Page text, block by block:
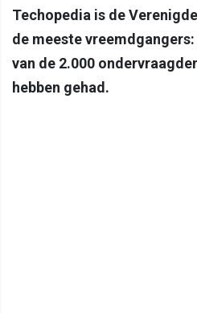
Techopedia is de
de meeste
van de 2.000
hebben gehad.